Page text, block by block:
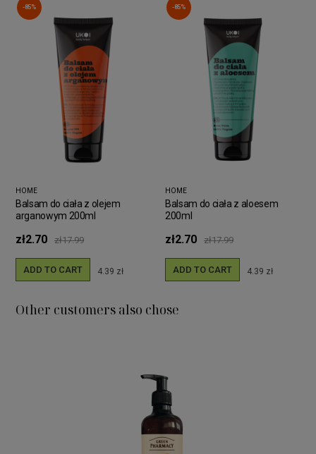
-85%
HOME
Balsam do ciała z olejem
arganowym 200ml
zł2.70 zł17.99
ADD TO CART 4.39 zł
-85%
HOME
Balsam do ciała z aloesem
200ml
zł2.70 zł17.99
ADD TO CART 4.39 zł
Other customers also chose